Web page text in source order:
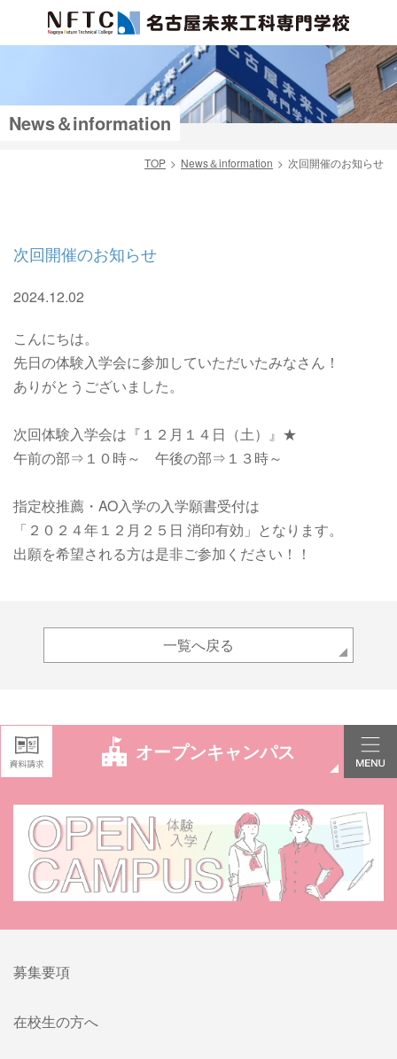
News＆information
TOP News＆information 次回開催のお知らせ
次回開催のお知らせ
2024.12.02
こんにちは。
先日の体験入学会に参加していただいたみなさん！
ありがとうございました。
次回体験入学会は 『１２月１４日（土）』★
午前の部⇒１０時～ 午後の部⇒１３時～
指定校推薦・AO入学の入学願書受付は
「２０２４年１２月２５日 消印有効」となります。
出願を希望される方は是非ご参加ください！！
一覧へ戻る
オープンキャンパス
募集要項
在校生の方へ